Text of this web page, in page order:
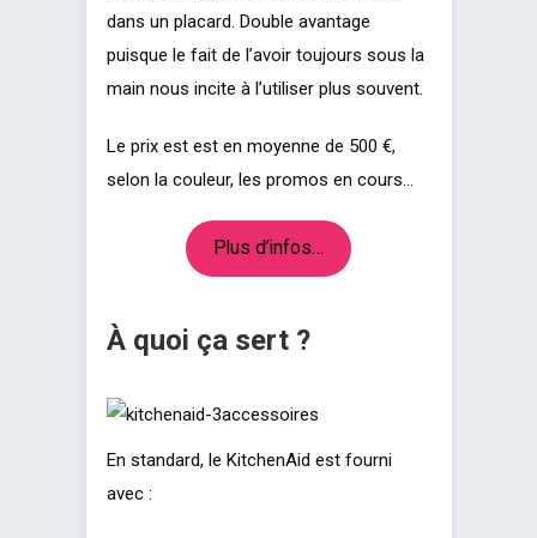
dans un placard. Double avantage
puisque le fait de l’avoir toujours sous la
main nous incite à l’utiliser plus souvent.
Le prix est est en moyenne de 500 €,
selon la couleur, les promos en cours…
Plus d’infos…
À quoi ça sert ?
En standard, le KitchenAid est fourni
avec :